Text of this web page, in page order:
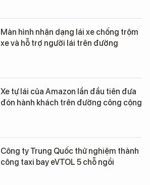
Màn hình nhận dạng lái xe chống trộm
xe và hỗ trợ người lái trên đường
Xe tự lái của Amazon lần đầu tiên đưa
đón hành khách trên đường công cộng
Công ty Trung Quốc thử nghiệm thành
công taxi bay eVTOL 5 chỗ ngồi